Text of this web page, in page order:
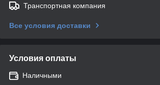
Транспортная компания
Все условия доставки
Условия оплаты
Наличными